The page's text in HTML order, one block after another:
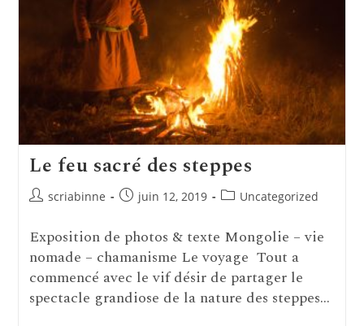
Le feu sacré des steppes
Auteur/autrice
la
publication :
scriabinne
Publication
juin 12, 2019
PostUncategorized
Exposition de photos & texte Mongolie – vie
nomade – chamanisme Le voyage Tout a
commencé avec le vif désir de partager le
spectacle grandiose de la nature des steppes…